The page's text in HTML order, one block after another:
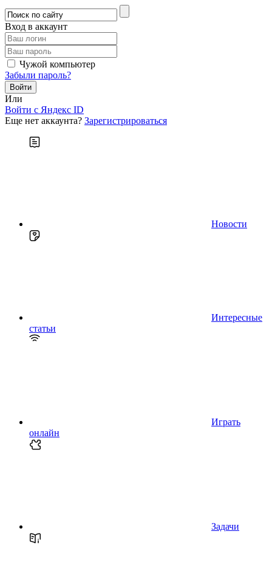
Вход в аккаунт
Чужой компьютер
Забыли пароль?
Или
Войти c Яндекс ID
Еще нет аккаунта? Зарегистрироваться
Новости
Интересные
статьи
Играть
онлайн
Задачи